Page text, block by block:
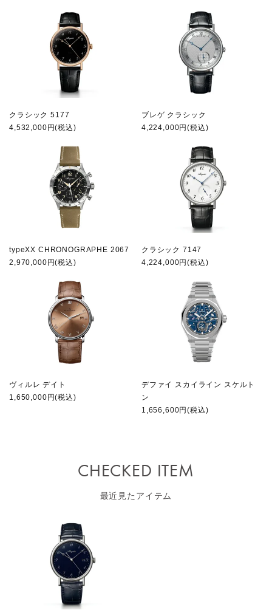
クラシック 5177
4,532,000円(税込)
ブレゲ クラシック
4,224,000円(税込)
typeXX CHRONOGRAPHE 2067
2,970,000円(税込)
クラシック 7147
4,224,000円(税込)
ヴィルレ デイト
1,650,000円(税込)
デファイ スカイライン スケルト
ン
1,656,600円(税込)
CHECKED ITEM
最近見たアイテム